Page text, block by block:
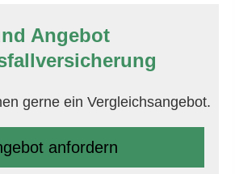
Angebot
gerne ein Vergleichsangebot.
an­for­dern